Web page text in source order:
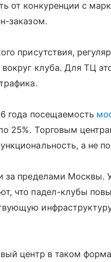
от конкуренции с
заказом.
присутствия,
клуба. Для ТЦ
года посещаемость
25%. Торговым
а не
за пределами Москвы.
что падел-клубы
центр в таком